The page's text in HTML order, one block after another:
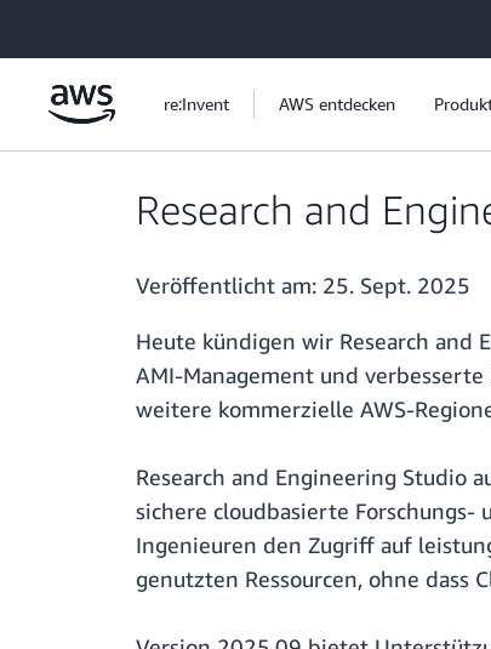
re:Invent AWS entdecken
Research and
Veröffentlicht am: 25. Sept. 2025
Heute kündigen wir Research and
AMI-Management und
weitere kommerzielle AWS-
Research and Engineering Studio
sichere cloudbasierte
Ingenieuren den Zugriff auf
genutzten Ressourcen, ohne dass